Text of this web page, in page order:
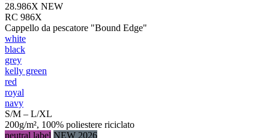
28.986X NEW
RC 986X
Cappello da pescatore "Bound Edge"
white
black
grey
kelly green
red
royal
navy
S/M – L/XL
200g/m², 100% poliestere riciclato
neutral label NEW 2026